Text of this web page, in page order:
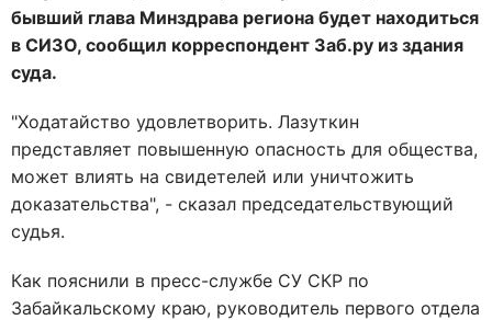
бывший глава Минздрава региона будет находиться
в СИЗО, сообщил корреспондент Заб.ру из здания
суда.
"Ходатайство удовлетворить. Лазуткин
представляет повышенную опасность для общества,
может влиять на свидетелей или уничтожить
доказательства", - сказал председательствующий
судья.
Как пояснили в пресс-службе СУ СКР по
Забайкальскому краю, руководитель первого отдела